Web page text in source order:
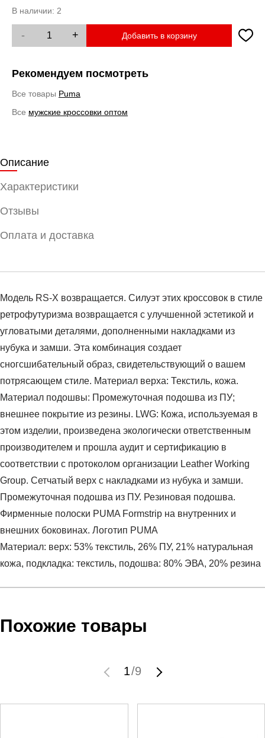
В наличии: 2
- + Добавить в корзину
Рекомендуем посмотреть
Все товары Puma
Все мужские кроссовки оптом
Описание
Характеристики
Отзывы
Оплата и доставка
Модель RS-X возвращается. Силуэт этих кроссовок в стиле
ретрофутуризма возвращается с улучшенной эстетикой и
угловатыми деталями, дополненными накладками из
нубука и замши. Эта комбинация создает
сногсшибательный образ, свидетельствующий о вашем
потрясающем стиле. Материал верха: Текстиль, кожа.
Материал подошвы: Промежуточная подошва из ПУ;
внешнее покрытие из резины. LWG: Кожа, используемая в
этом изделии, произведена экологически ответственным
производителем и прошла аудит и сертификацию в
соответствии с протоколом организации Leather Working
Group. Сетчатый верх с накладками из нубука и замши.
Промежуточная подошва из ПУ. Резиновая подошва.
Фирменные полоски PUMA Formstrip на внутренних и
внешних боковинах. Логотип PUMA
Материал: верх: 53% текстиль, 26% ПУ, 21% натуральная
кожа, подкладка: текстиль, подошва: 80% ЭВА, 20% резина
Пол:унисекс
спортивный стиль
Заказ берется в работу только после оплаты счета.
Счет заранее согласовывается с клиентом.
выставления счета менеджером.
который высылает менеджер.
Похожие товары
1/9